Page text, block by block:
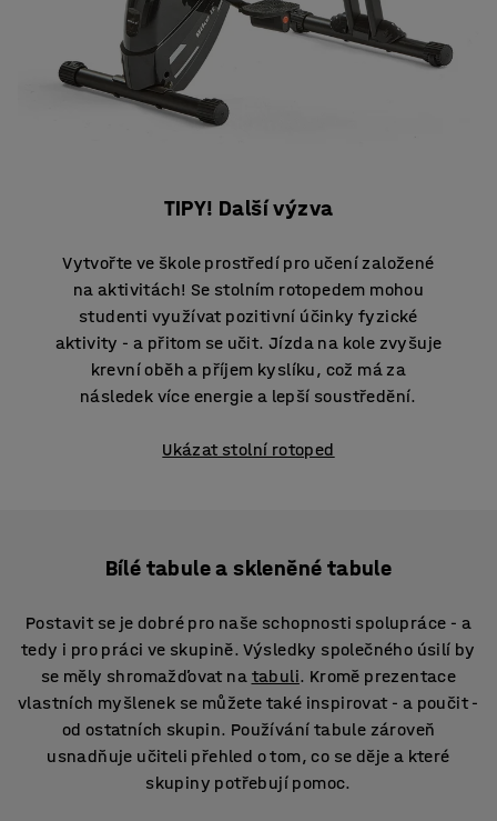
TIPY! Další výzva
Vytvořte ve škole prostředí pro učení založené
na aktivitách! Se stolním rotopedem mohou
studenti využívat pozitivní účinky fyzické
aktivity - a přitom se učit. Jízda na kole zvyšuje
krevní oběh a příjem kyslíku, což má za
následek více energie a lepší soustředění.
Ukázat stolní rotoped
Bílé tabule a skleněné tabule
Postavit se je dobré pro naše schopnosti spolupráce - a
tedy i pro práci ve skupině. Výsledky společného úsilí by
se měly shromažďovat na tabuli. Kromě prezentace
vlastních myšlenek se můžete také inspirovat - a poučit -
od ostatních skupin. Používání tabule zároveň
usnadňuje učiteli přehled o tom, co se děje a které
skupiny potřebují pomoc.